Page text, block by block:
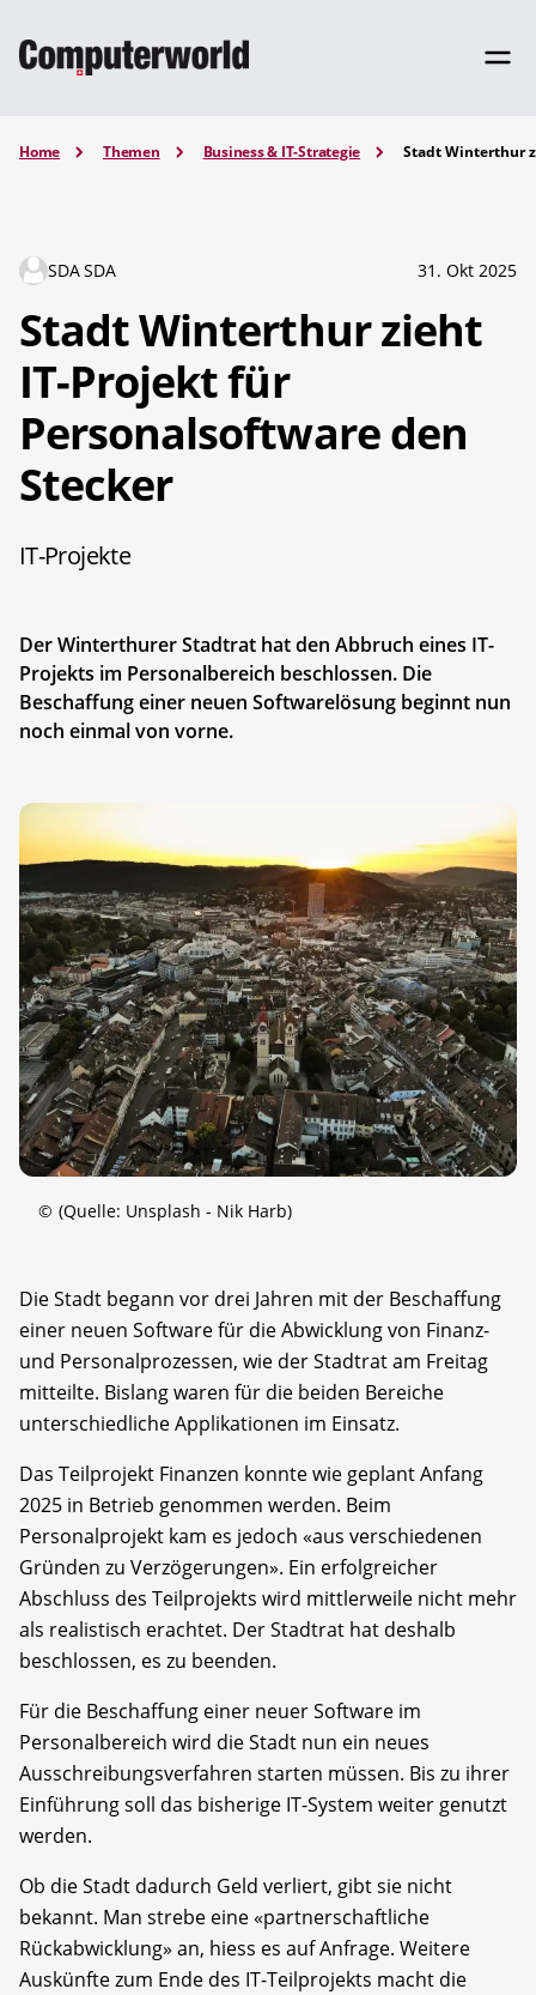
Home Themen Business & IT-Strategie Stadt Winterthur
SDA SDA 31. Okt 2025
Stadt Winterthur zieht
IT-Projekt für
Personalsoftware den
Stecker
IT-Projekte
Der Winterthurer Stadtrat hat den Abbruch eines IT-
Projekts im Personalbereich beschlossen. Die
Beschaffung einer neuen Softwarelösung beginnt nun
noch einmal von vorne.
© (Quelle: Unsplash - Nik Harb)
Die Stadt begann vor drei Jahren mit der Beschaffung
einer neuen Software für die Abwicklung von Finanz-
und Personalprozessen, wie der Stadtrat am Freitag
mitteilte. Bislang waren für die beiden Bereiche
unterschiedliche Applikationen im Einsatz.
Das Teilprojekt Finanzen konnte wie geplant Anfang
2025 in Betrieb genommen werden. Beim
Personalprojekt kam es jedoch «aus verschiedenen
Gründen zu Verzögerungen». Ein erfolgreicher
Abschluss des Teilprojekts wird mittlerweile nicht mehr
als realistisch erachtet. Der Stadtrat hat deshalb
beschlossen, es zu beenden.
Für die Beschaffung einer neuer Software im
Personalbereich wird die Stadt nun ein neues
Ausschreibungsverfahren starten müssen. Bis zu ihrer
Einführung soll das bisherige IT-System weiter genutzt
werden.
Ob die Stadt dadurch Geld verliert, gibt sie nicht
bekannt. Man strebe eine «partnerschaftliche
Rückabwicklung» an, hiess es auf Anfrage. Weitere
Auskünfte zum Ende des IT-Teilprojekts macht die